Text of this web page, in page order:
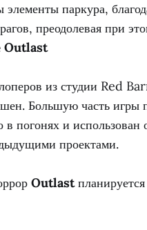
элементы паркура,
преодолевая при
Outlast
из студии Red
Большую часть игры
в погонях и
проектами.
Outlast